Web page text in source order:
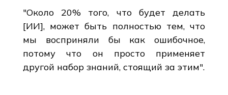
"Около 20% того, что будет делать
[ИИ], может быть полностью тем, что
мы восприняли бы как ошибочное,
потому что он просто применяет
другой набор знаний, стоящий за этим".